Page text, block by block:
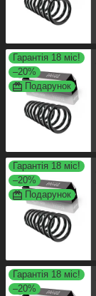
Гарантія 18 міс!
–20%
Подарунок
Гарантія 18 міс!
–20%
Подарунок
Гарантія 18 міс!
–20%